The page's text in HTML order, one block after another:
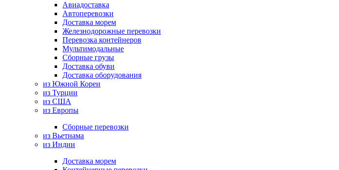
Авиадоставка
Автоперевозки
Доставка морем
Железнодорожные перевозки
Перевозка контейнеров
Мультимодальные
Сборные грузы
Доставка обуви
Доставка оборудования
из Южной Кореи
из Турции
из США
из Европы
Сборные перевозки
из Вьетнама
из Индии
Доставка морем